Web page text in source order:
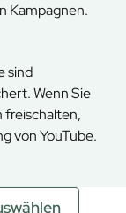
Kampagnen.
sind
Wenn Sie
freischalten,
von YouTube.